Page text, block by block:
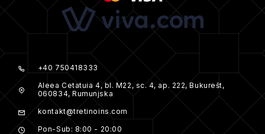
+40 750418333
Aleea Cetatuia 4, bl. M22, sc. 4, ap. 222, Bukurešt,
060834, Rumunjska
kontakt@tretinoins.com
Pon-Sub: 8:00 - 20:00